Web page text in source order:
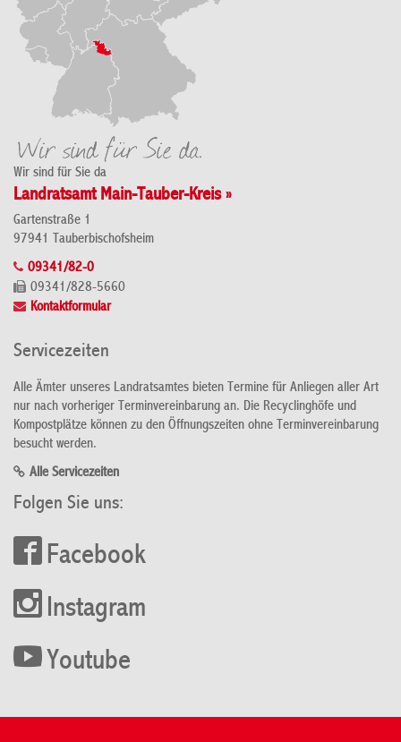
Wir sind für Sie da
Landratsamt Main-Tauber-Kreis »
Gartenstraße 1
97941 Tauberbischofsheim
09341/82-0
09341/828-5660
Kontaktformular
Servicezeiten
Alle Ämter unseres Landratsamtes bieten Termine für Anliegen aller Art
nur nach vorheriger Terminvereinbarung an. Die Recyclinghöfe und
Kompostplätze können zu den Öffnungszeiten ohne Terminvereinbarung
besucht werden.
Alle Servicezeiten
Folgen Sie uns:
Facebook
Instagram
Youtube